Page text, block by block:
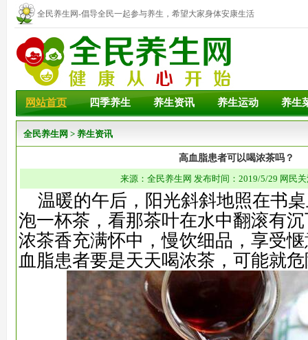
全民养生网-倡导全民一起参与养生，希望大家身体安康生活
幸福！
网站首页 四季养生 养生资讯 养生运动 养生
全民养生网 > 养生资讯
高血脂患者可以喝浓茶吗？
来源：全民养生网 发布时间：2019/5/29 网民
温暖的午后，阳光斜斜地照在书
泡一杯茶，看那茶叶在水中翻滚有
浓茶香充满怀中，慢饮细品，享受
血脂患者要是天天喝浓茶，可能就